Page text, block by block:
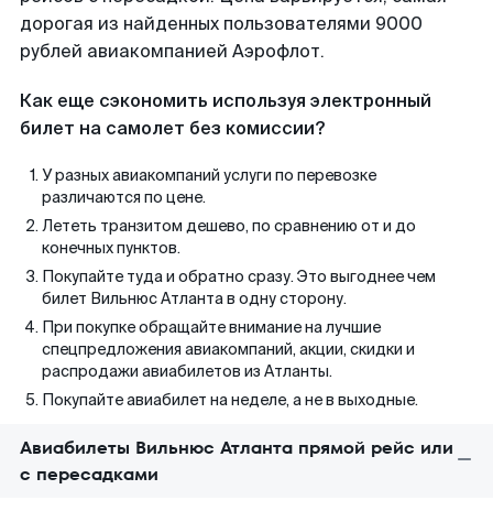
дорогая из найденных пользователями 9000
рублей авиакомпанией Аэрофлот.
Как еще сэкономить используя электронный
билет на самолет без комиссии?
У разных авиакомпаний услуги по перевозке
различаются по цене.
Лететь транзитом дешево, по сравнению от и до
конечных пунктов.
Покупайте туда и обратно сразу. Это выгоднее чем
билет Вильнюс Атланта в одну сторону.
При покупке обращайте внимание на лучшие
спецпредложения авиакомпаний, акции, скидки и
распродажи авиабилетов из Атланты.
Покупайте авиабилет на неделе, а не в выходные.
Авиабилеты Вильнюс Атланта прямой рейс или
с пересадками